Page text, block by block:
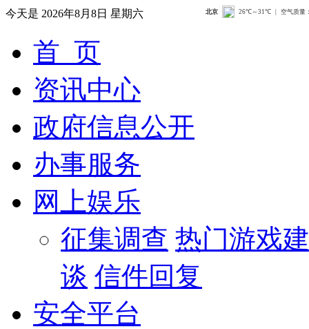
今天是 2026年8月8日 星期六
首 页
资讯中心
政府信息公开
办事服务
网上娱乐
征集调查 热门游戏
谈 信件回复
安全平台